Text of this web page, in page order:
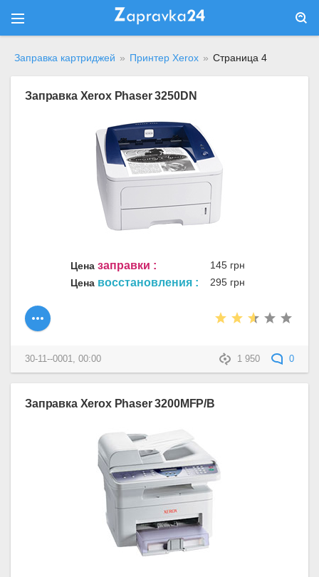
Заправка картриджей » Принтер Xerox » Страница 4
Заправка Xerox Phaser 3250DN
Цена заправки :
145 грн
Цена восстановления : 295 грн
1 950 0
30-11--0001, 00:00
Заправка Xerox Phaser 3200MFP/B